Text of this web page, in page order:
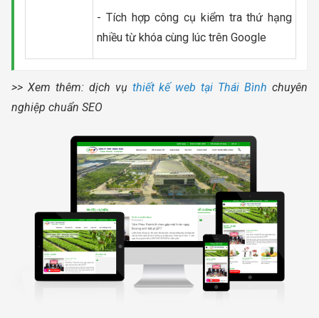
- Tích hợp công cụ kiểm tra thứ hạng
nhiều từ khóa cùng lúc trên Google
>> Xem thêm: dịch vụ thiết kế web tại Thái Bình chuyên
nghiệp chuẩn SEO